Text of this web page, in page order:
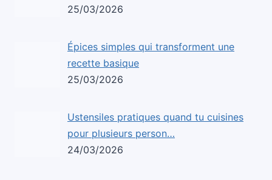
25/03/2026
Épices simples qui transforment une
recette basique
25/03/2026
Ustensiles pratiques quand tu cuisines
pour plusieurs person…
24/03/2026